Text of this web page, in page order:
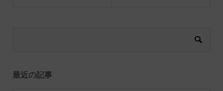
最近の記事